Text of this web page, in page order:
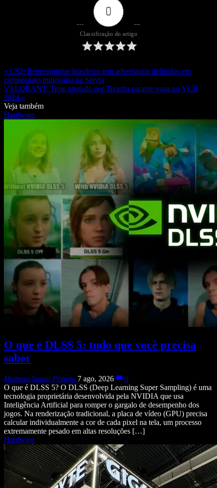
0
Classificação do artigo
« CS2: Representante brasileiro tem adversários definidos em
campeonato milionário na Sérvia
VALORANT: Time apoiado por Tixinha garante vaga no VCB
2024 »
Veja também
Hardware
O que é DLSS 5: tudo que você precisa
saber
Matheus Souza Peixoto 7 ago, 2026
0
O que é DLSS 5? O DLSS (Deep Learning Super Sampling) é uma
tecnologia proprietária desenvolvida pela NVIDIA que usa
Inteligência Artificial para romper o gargalo de desempenho dos
jogos. Na renderização tradicional, a placa de vídeo (GPU) precisa
calcular individualmente a cor de cada pixel na tela, um processo
extremamente pesado em altas resoluções […]
Hardware